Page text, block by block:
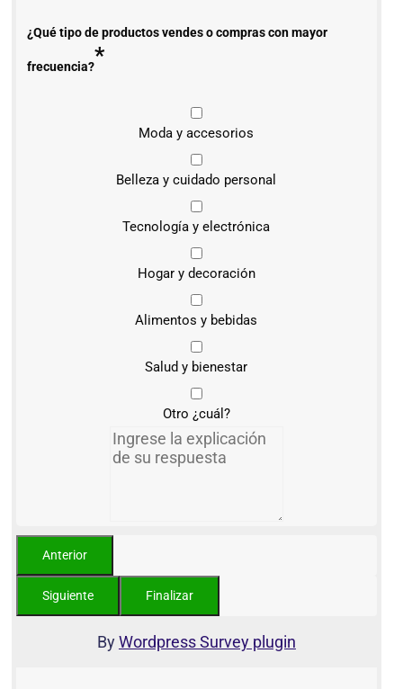
¿Qué tipo de productos vendes o compras con mayor
frecuencia?*
Moda y accesorios
Belleza y cuidado personal
Tecnología y electrónica
Hogar y decoración
Alimentos y bebidas
Salud y bienestar
Otro ¿cuál?
ByWordpress Survey plugin